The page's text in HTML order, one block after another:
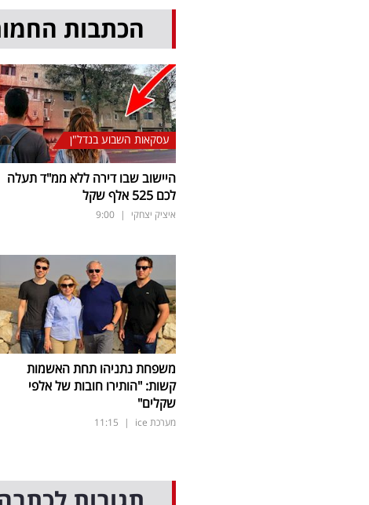
הכתבות
עסקאות השבוע בנדל"ן
היישוב שבו דירה ללא ממ"ד תעלה
לכם 525 אלף שקל
איציק יצחקי |
9:00
משפחת נתניהו תחת האשמות
קשות: "הותירו חובות של אלפי
שקלים"
מערכת ice |
11:15